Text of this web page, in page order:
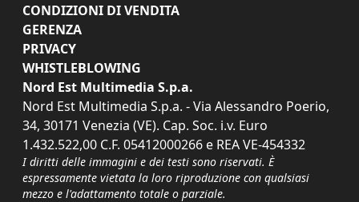
CONDIZIONI DI VENDITA
GERENZA
PRIVACY
WHISTLEBLOWING
Nord Est Multimedia S.p.a.
Nord Est Multimedia S.p.a. - Via Alessandro Poerio,
34, 30171 Venezia (VE). Cap. Soc. i.v. Euro
1.432.522,00 C.F. 05412000266 e REA VE-454332
I diritti delle immagini e dei testi sono riservati. È
espressamente vietata la loro riproduzione con qualsiasi
mezzo e l'adattamento totale o parziale.